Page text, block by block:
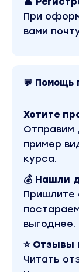
При
вами
💬 Помощь
Хотите
Отправим
пример
курса.
💰 Нашли
Пришлите
выгоднее.
⭐ Отзывы
Читать